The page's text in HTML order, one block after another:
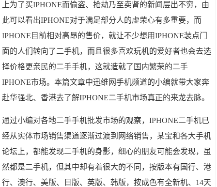
上为了买IPHONE而偷盗、抢劫乃至卖肾的新闻层出不穷，由
此可以看出IPHONE对于满足部分人的虚荣心有多重要，而
IPHONE目前相对高昂的售价，就让不少想用IPHONE装点门
面的人们转向了二手机，而且很多喜欢玩机的爱好者也会去选
择价格更亲民的二手手机，这就造就了国内繁荣的二手
IPHONE市场。本篇文章中迅维网手机频道的小编就带大家奔
赴华强北、香港去了解IPHONE二手机市场真正的来龙去脉。
通过小编对各地二手手机批发市场的观察，IPHONE二手机已
经从实体市场销售渠道逐渐过渡到网络销售，某宝和各大手机
论坛上，都能发现二手机的身影，细心的朋友可能会发现，虽
然都是二手机，但其中却有着很大的不同，按版本有国行、港
行、澳行、美版、日版、英版、韩版，按成色有全新机、14天